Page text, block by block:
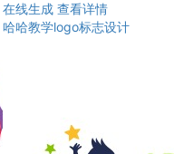
在线生成 查看详情
哈哈教学logo标志设计